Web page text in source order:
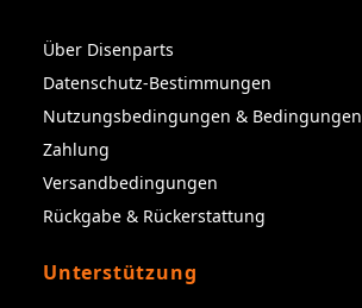
Über Disenparts
Datenschutz-Bestimmungen
Nutzungsbedingungen & Bedingungen
Zahlung
Versandbedingungen
Rückgabe & Rückerstattung
Unterstützung